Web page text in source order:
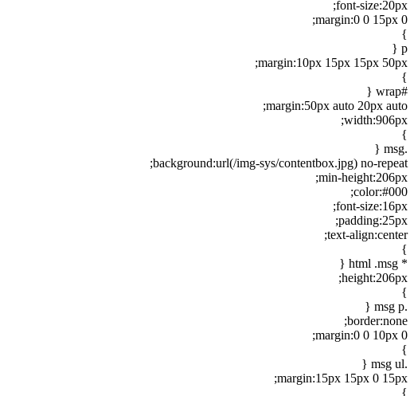
font-size:20px;
margin:0 0 15px 0;
}
p {
margin:10px 15px 15px 50px;
}
#wrap {
margin:50px auto 20px auto;
width:906px;
}
.msg {
background:url(/img-sys/contentbox.jpg) no-repeat;
min-height:206px;
color:#000;
font-size:16px;
padding:25px;
text-align:center;
}
* html .msg {
height:206px;
}
.msg p {
border:none;
margin:0 0 10px 0;
}
.msg ul {
margin:15px 15px 0 15px;
}